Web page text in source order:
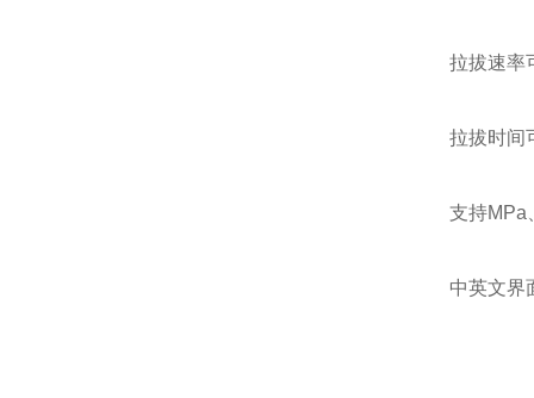
拉拔速率
拉拔时间
支持MPa
中英文界